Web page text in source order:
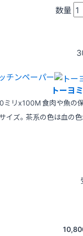
数量
チンペーパー
トーヨ
ミリx100M 食肉や魚の
イズ。茶系の色は血の